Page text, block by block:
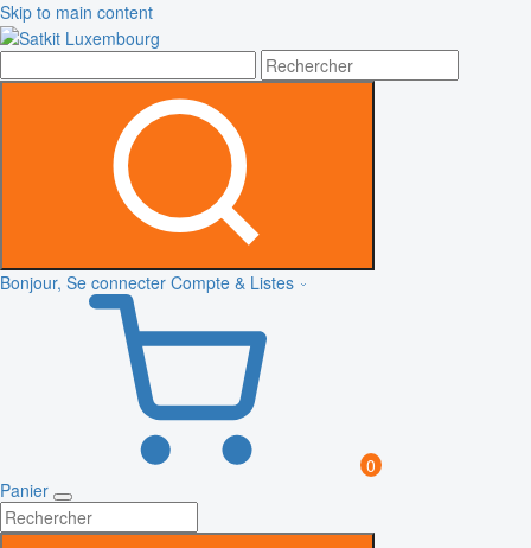
Skip to main content
Bonjour, Se connecter Compte & Listes
0
Panier